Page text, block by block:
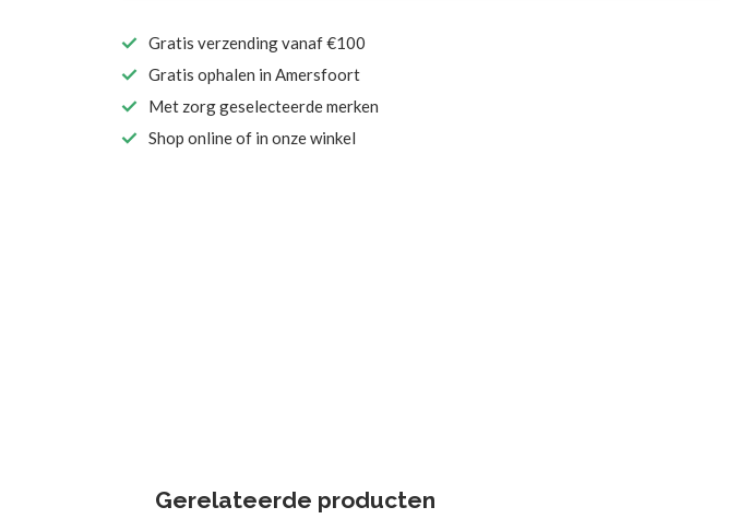
Gratis verzending vanaf €100
Gratis ophalen in Amersfoort
Met zorg geselecteerde merken
Shop online of in onze winkel
Gerelateerde producten